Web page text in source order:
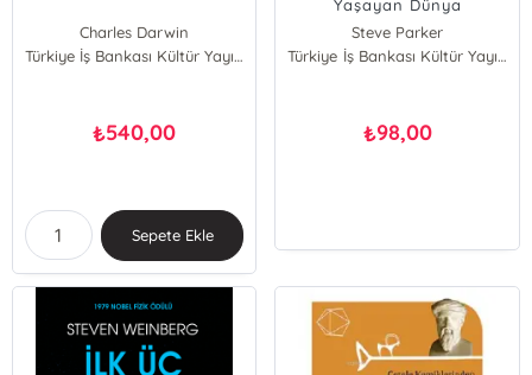
Charles Darwin
Türkiye İş Bankası Kültür Yayınları
₺540,00
Sepete Ekle
Yaşayan Dünya
Steve Parker
Türkiye İş Bankası Kültür Yayınları
₺98,00